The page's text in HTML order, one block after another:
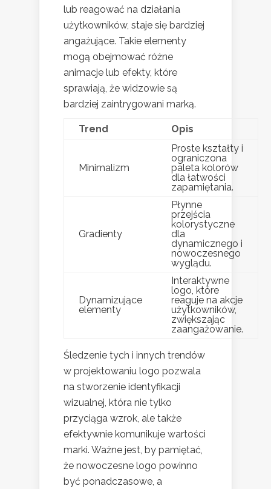
lub reagować na działania
użytkowników, staje się bardziej
angażujące. Takie elementy
mogą obejmować różne
animacje lub efekty, które
sprawiają, że widzowie są
bardziej zaintrygowani marką.
Trend Opis
Minimalizm
Proste kształty i
ograniczona
paleta kolorów
dla łatwości
zapamiętania.
Gradienty
Płynne
przejścia
kolorystyczne
dla
dynamicznego i
nowoczesnego
wyglądu.
Dynamizujące
elementy
Interaktywne
logo, które
reaguje na akcje
użytkowników,
zwiększając
zaangażowanie.
Śledzenie tych i innych trendów
w projektowaniu logo pozwala
na stworzenie identyfikacji
wizualnej, która nie tylko
przyciąga wzrok, ale także
efektywnie komunikuje wartości
marki. Ważne jest, by pamiętać,
że nowoczesne logo powinno
być ponadczasowe, a